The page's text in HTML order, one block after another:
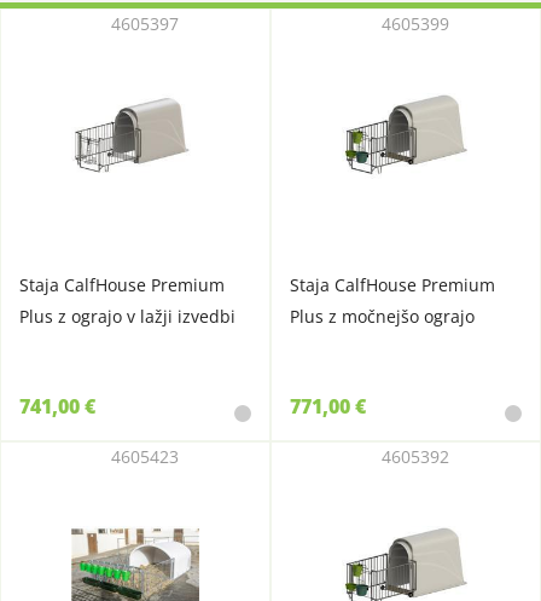
Staja CalfHouse Premium
Plus z ograjo v lažji izvedbi
4605397
741,00 €
Staja CalfHouse Premium
Plus z močnejšo ograjo
4605399
771,00 €
4605423 4605392